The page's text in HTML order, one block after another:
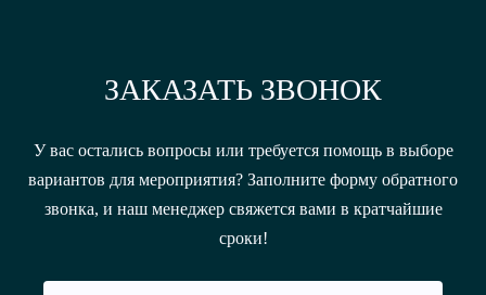
ЗАКАЗАТЬ ЗВОНОК
У вас остались вопросы или требуется помощь в выборе
вариантов для мероприятия? Заполните форму обратного
звонка, и наш менеджер свяжется вами в кратчайшие
сроки!